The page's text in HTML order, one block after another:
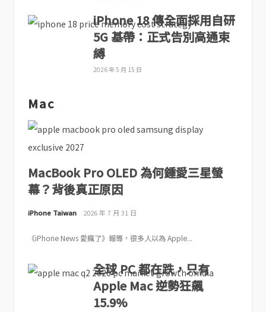
iPhone 18 傳全面採用自研
5G 基帶：正式告別高通束
縛
2026 年 5 月 15 日
Mac
MacBook Pro OLED 為何鍾愛三星螢
幕？背後真正原因
iPhone Taiwan 2026 年 7 月 31 日
《iPhone News 愛瘋了》報導，很多人以為 Apple...
全球 PC 都在跌，只有
Apple Mac 逆勢狂飆
15.9%